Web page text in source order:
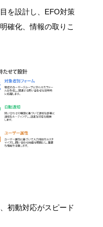
を設計し、EFO対策
確化、情報の取りこ
初動対応がスピード